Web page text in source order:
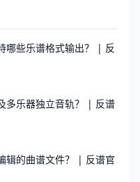
哪些乐谱格式输出？ | 反
多乐器独立音轨？ | 反谱
辑的曲谱文件？ | 反谱官